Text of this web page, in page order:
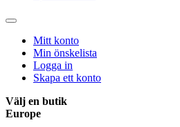
Mitt konto
Min önskelista
Logga in
Skapa ett konto
Välj en butik
Europe